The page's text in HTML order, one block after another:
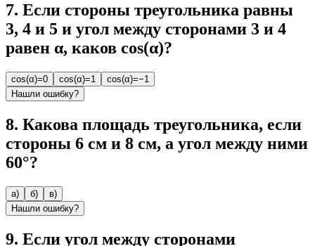
7. Если стороны треугольника равны
3, 4 и 5 и угол между сторонами 3 и 4
равен α, каков cos(α)?
cos(α)=0 cos(α)=1
cos(α)=−1
Нашли ошибку?
8. Какова площадь треугольника, если
стороны 6 см и 8 см, а угол между ними
60°?
а) б)
в)
Нашли ошибку?
9. Если угол между сторонами